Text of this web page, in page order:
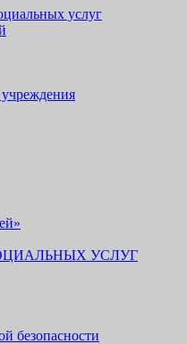
услуг
учреждения
УСЛУГ
безопасности